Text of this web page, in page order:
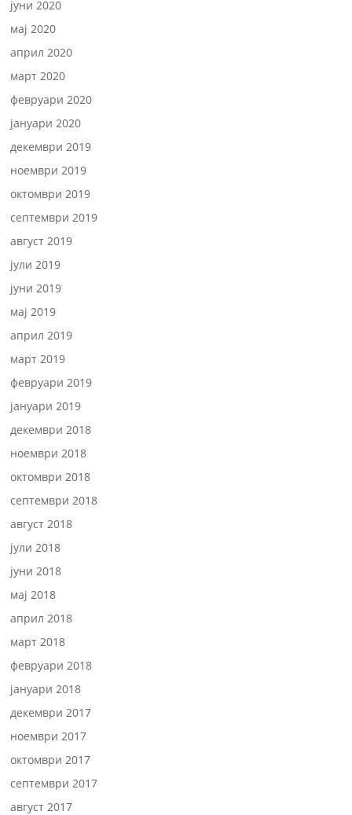
јуни 2020
мај 2020
април 2020
март 2020
февруари 2020
јануари 2020
декември 2019
ноември 2019
октомври 2019
септември 2019
август 2019
јули 2019
јуни 2019
мај 2019
април 2019
март 2019
февруари 2019
јануари 2019
декември 2018
ноември 2018
октомври 2018
септември 2018
август 2018
јули 2018
јуни 2018
мај 2018
април 2018
март 2018
февруари 2018
јануари 2018
декември 2017
ноември 2017
октомври 2017
септември 2017
август 2017